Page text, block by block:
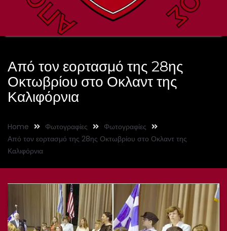
Από τον εορτασμό της 28ης
Οκτωβρίου στο Οκλαντ της
Καλιφόρνια
Home Φωτογραφίες
Φωτογραφίες
Από τον εορτασμό της 28ης Οκτωβρίου στο Οκλαντ της
Καλιφόρνια